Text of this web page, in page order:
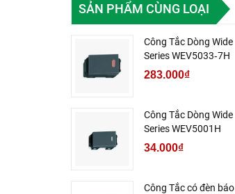
SẢN PHẨM CÙNG LOẠI
Công Tắc Dòng Wide
Series WEV5033‑7H
283.000₫
Công Tắc Dòng Wide
Series WEV5001H
34.000₫
Công Tắc có đèn báo